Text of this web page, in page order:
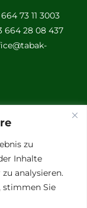
zu
Inhalte
analysieren.
stimmen Sie
73 11 3003
664 28 08 437